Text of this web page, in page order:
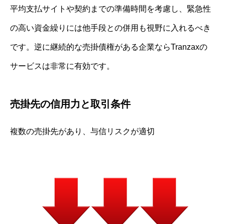
平均支払サイトや契約までの準備時間を考慮し、緊急性
の高い資金繰りには他手段との併用も視野に入れるべき
です。逆に継続的な売掛債権がある企業ならTranzaxの
サービスは非常に有効です。
売掛先の信用力と取引条件
複数の売掛先があり、与信リスクが適切